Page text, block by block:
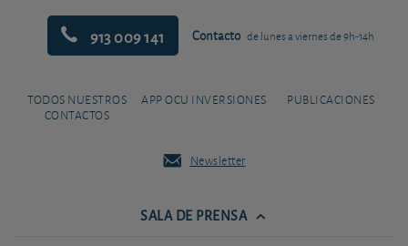
913 009 141 Contacto de lunes a viernes de 9h-14h
TODOS NUESTROS
CONTACTOS
APP OCU INVERSIONES PUBLICACIONES
Newsletter
SALA DE PRENSA